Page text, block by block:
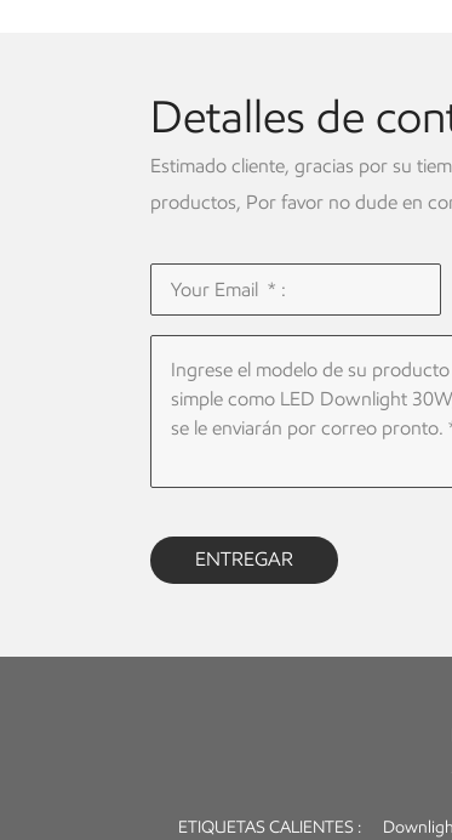
Detalles de
Estimado cliente, gracias por su
productos, Por favor no dude en
ENTREGAR
ETIQUETAS CALIENTES :